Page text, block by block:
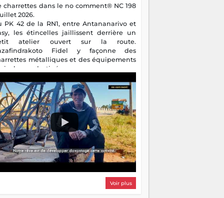
charrettes dans le no comment® NC 198
2026.
PK 42 de la RN1, entre Antananarivo et
les étincelles jaillissent derrière un
atelier ouvert sur la route.
Fidel y façonne des
métalliques et des équipements
destinés aux campagnes
il perpétue un métier discret mais
Voir plus